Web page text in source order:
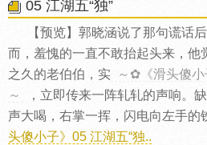
05 江湖五“独”
【预览】郭晓涵说了那句谎话
而，羞愧的一直不敢抬起头来，他
之久的老伯伯，实
～✿《滑头傻
～
，立即传来一阵轧轧的声响。
声大喝，右掌一挥，闪电向左手的
头傻小子》05 江湖五“独..